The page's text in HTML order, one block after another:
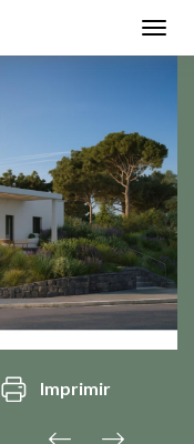
Imprimir